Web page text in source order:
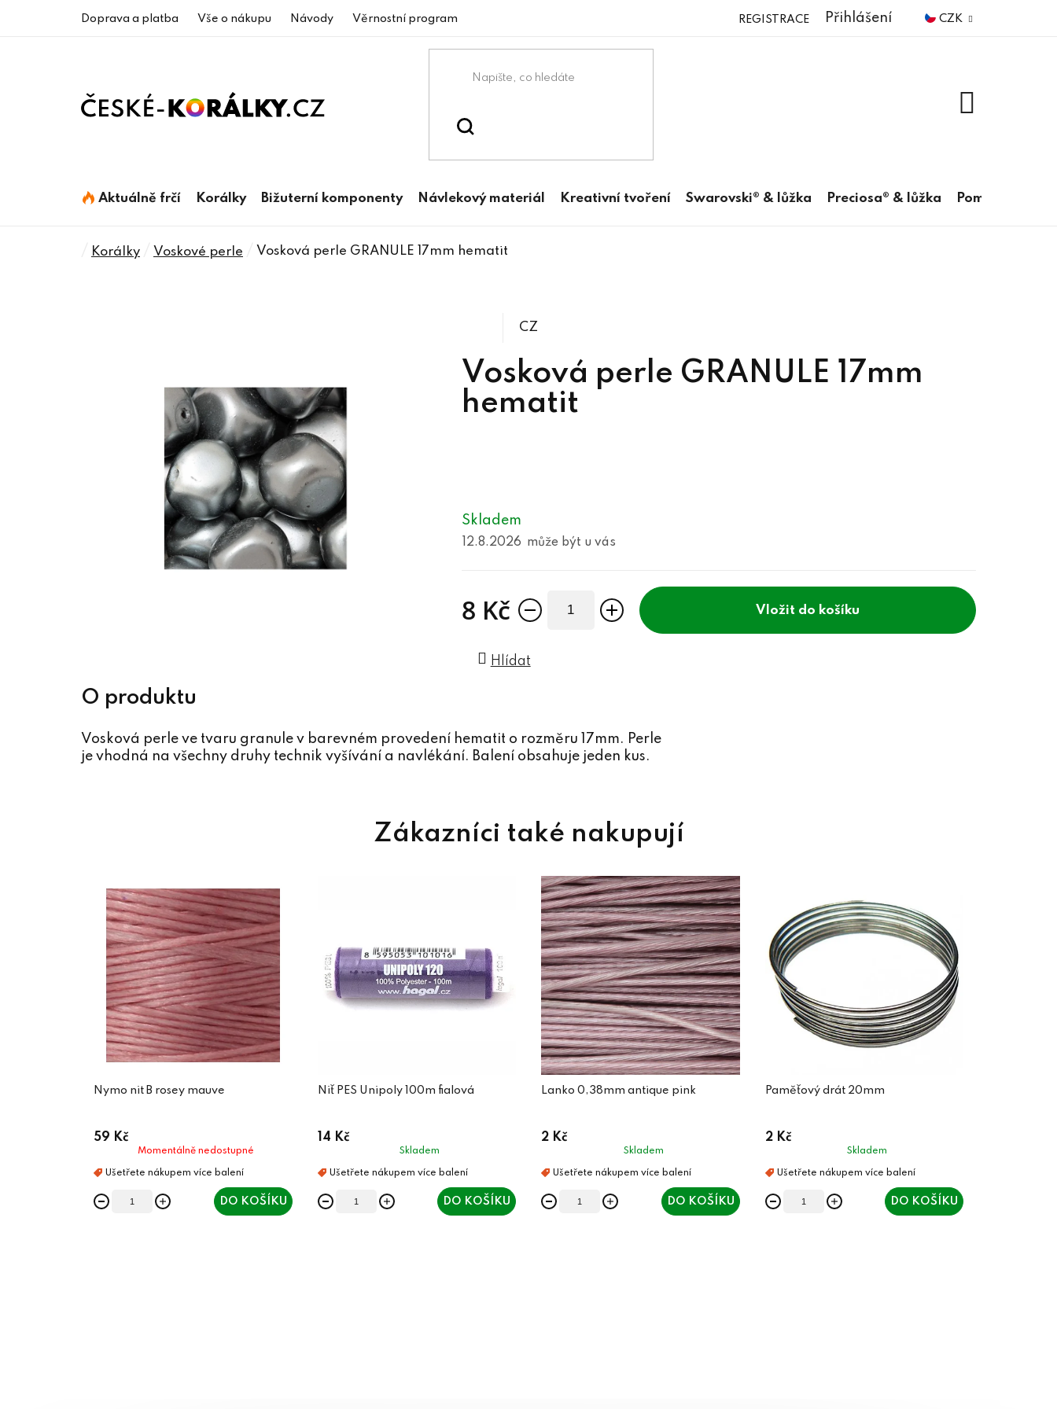
Doprava a platba Vše o nákupu Návody Věrnostní program CZK
Přihlášení
REGISTRACE
Aktuálně frčí Korálky Bižuterní komponenty Návlekový materiál Kreativní tvoření Swarovski® & lůžka Preciosa® & lůžka Pomůcky
Domů
Korálky Voskové perle Vosková perle GRANULE 17mm hematit
Vosková perle GRANULE 17mm
hematit
CZ
Skladem
12.8.2026
8 Kč do košíku
Hlídat
Vosková perle ve tvaru granule v barevném provedení hematit o rozměru 17mm. Perle
je vhodná na všechny druhy technik vyšívání a navlékání. Balení obsahuje jeden kus.
Nymo nit B rosey mauve
59 Kč
Momentálně nedostupné
DO KOŠÍKU
Niť PES Unipoly 100m fialová
14 Kč
Skladem
DO KOŠÍKU
Lanko 0,38mm antique pink
2 Kč
Skladem
DO KOŠÍKU
Paměťový drát 20mm
2 Kč
Skladem
DO KOŠÍKU